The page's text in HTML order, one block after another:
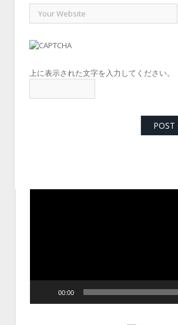
上に表示された文字を入力してください。
00:00